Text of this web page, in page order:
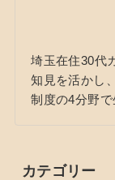
埼玉在住30代
知見を活かし
制度の4分野で
カテゴリー